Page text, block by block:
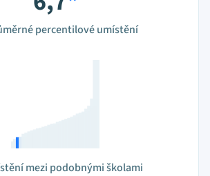
percentilové umístění
mezi podobnými školami